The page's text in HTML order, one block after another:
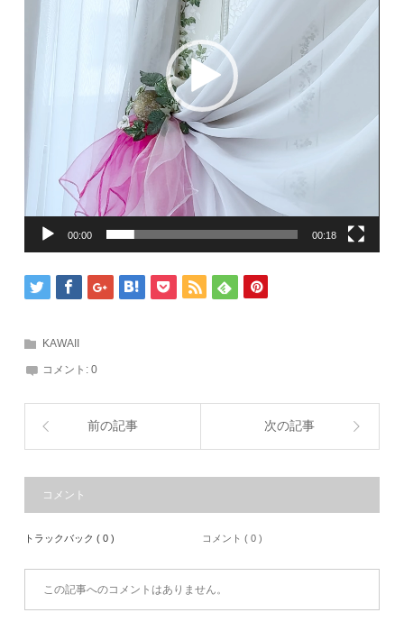
00:00 00:18
KAWAII
コメント:0
前の記事 次の記事
コメント
トラックバック ( 0 ) コメント ( 0 )
この記事へのコメントはありません。